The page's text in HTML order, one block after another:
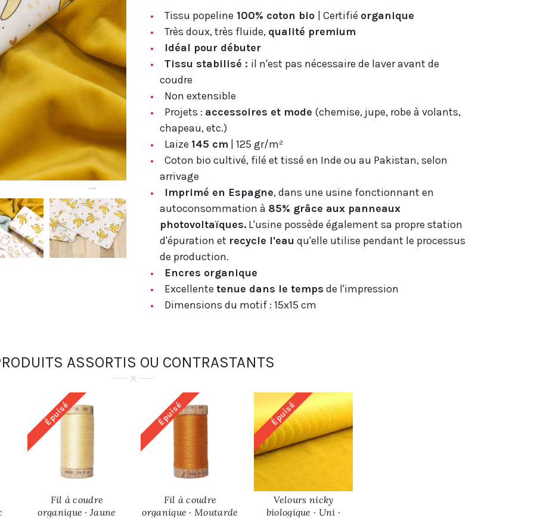
→
Tissu popeline 100% coton bio | Certifié organique
Très doux, très fluide, qualité premium
Idéal pour débuter
Tissu stabilisé : il n'est pas nécessaire de laver avant de
coudre
Non extensible
Projets : accessoires et mode (chemise, jupe, robe à volants,
chapeau, etc.)
Laize 145 cm | 125 gr/m²
Coton bio cultivé, filé et tissé en Inde ou au Pakistan, selon
arrivage
Imprimé en Espagne, dans une usine fonctionnant en
autoconsommation à 85% grâce aux panneaux
photovoltaïques. L'usine possède également sa propre station
d'épuration et recycle l'eau qu'elle utilise pendant le processus
de production.
Encres organique
Excellente tenue dans le temps de l'impression
Dimensions du motif : 15x15 cm
ASSORTIS OU CONTRASTANTS
Épuisé
Fil à coudre
organique · Jaune
Épuisé
Fil à coudre
organique · Moutarde
Épuisé
Velours nicky
biologique · Uni ·